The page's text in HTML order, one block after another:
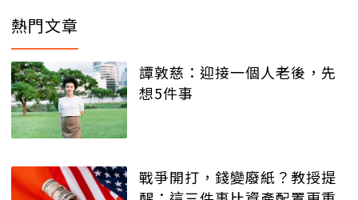
熱門文章
譚敦慈：迎接一個人老後，先
想5件事
戰爭開打，錢變廢紙？教授提